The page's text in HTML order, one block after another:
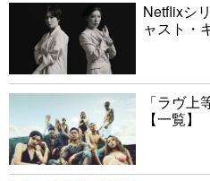
Netflixシ
ャスト・
「ラヴ
【一覧】